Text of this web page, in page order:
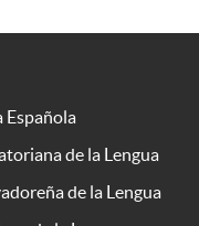
Española
de la Lengua
de la Lengua